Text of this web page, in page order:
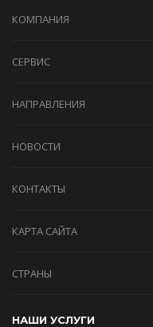
КОМПАНИЯ
СЕРВИС
НАПРАВЛЕНИЯ
НОВОСТИ
КОНТАКТЫ
КАРТА САЙТА
СТРАНЫ
НАШИ УСЛУГИ